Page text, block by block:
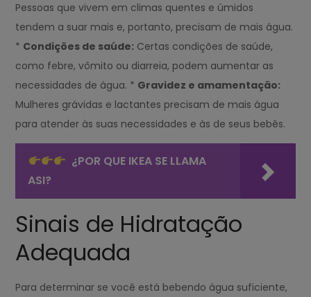
Pessoas que vivem em climas quentes e úmidos
tendem a suar mais e, portanto, precisam de mais água.
* Condições de saúde: Certas condições de saúde,
como febre, vômito ou diarreia, podem aumentar as
necessidades de água. * Gravidez e amamentação:
Mulheres grávidas e lactantes precisam de mais água
para atender às suas necessidades e às de seus bebês.
¿POR QUE IKEA SE LLAMA
ASI?
Sinais de Hidratação
Adequada
Para determinar se você está bebendo água suficiente,